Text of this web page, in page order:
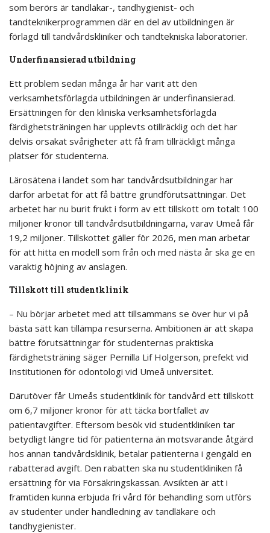
som berörs är tandläkar-, tandhygienist- och
tandteknikerprogrammen där en del av utbildningen är
förlagd till tandvårdskliniker och tandtekniska laboratorier.
Underfinansierad utbildning
Ett problem sedan många år har varit att den
verksamhetsförlagda utbildningen är underfinansierad.
Ersättningen för den kliniska verksamhetsförlagda
färdighetsträningen har upplevts otillräcklig och det har
delvis orsakat svårigheter att få fram tillräckligt många
platser för studenterna.
Lärosätena i landet som har tandvårdsutbildningar har
därför arbetat för att få bättre grundförutsättningar. Det
arbetet har nu burit frukt i form av ett tillskott om totalt 100
miljoner kronor till tandvårdsutbildningarna, varav Umeå får
19,2 miljoner. Tillskottet gäller för 2026, men man arbetar
för att hitta en modell som från och med nästa år ska ge en
varaktig höjning av anslagen.
Tillskott till studentklinik
– Nu börjar arbetet med att tillsammans se över hur vi på
bästa sätt kan tillämpa resurserna. Ambitionen är att skapa
bättre förutsättningar för studenternas praktiska
färdighetsträning säger Pernilla Lif Holgerson, prefekt vid
Institutionen för odontologi vid Umeå universitet.
Därutöver får Umeås studentklinik för tandvård ett tillskott
om 6,7 miljoner kronor för att täcka bortfallet av
patientavgifter. Eftersom besök vid studentkliniken tar
betydligt längre tid för patienterna än motsvarande åtgärd
hos annan tandvårdsklinik, betalar patienterna i gengäld en
rabatterad avgift. Den rabatten ska nu studentkliniken få
ersättning för via Försäkringskassan. Avsikten är att i
framtiden kunna erbjuda fri vård för behandling som utförs
av studenter under handledning av tandläkare och
tandhygienister.